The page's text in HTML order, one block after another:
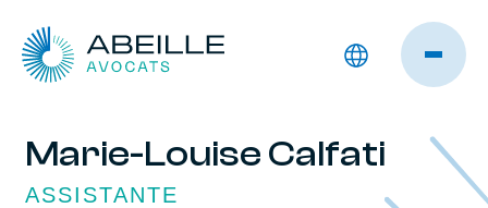
Marie-Louise Calfati
ASSISTANTE